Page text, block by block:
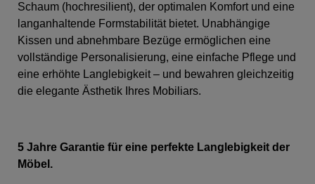
Schaum (hochresilient), der optimalen Komfort und eine
langanhaltende Formstabilität bietet. Unabhängige
Kissen und abnehmbare Bezüge ermöglichen eine
vollständige Personalisierung, eine einfache Pflege und
eine erhöhte Langlebigkeit – und bewahren gleichzeitig
die elegante Ästhetik Ihres Mobiliars.
5 Jahre Garantie für eine perfekte Langlebigkeit der
Möbel.